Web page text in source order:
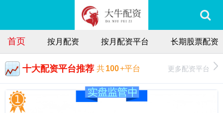
首页 按月配资 按月配资平台 长期股票配资
十大配资平台推荐 共100+平台 更多配资平台